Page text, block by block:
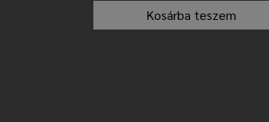
Kosárba teszem